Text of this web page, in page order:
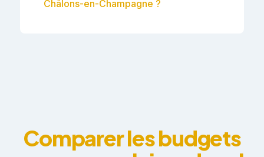
Châlons-en-Champagne ?
Comparer les budgets